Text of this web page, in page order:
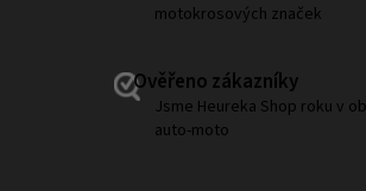
motokrosových značek
Ověřeno zákazníky
Jsme Heureka Shop roku v
auto-moto